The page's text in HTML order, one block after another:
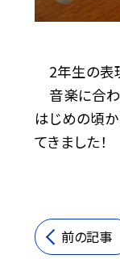
2年生の表
音楽に合わ
はじめの頃
てきました！
前の記事